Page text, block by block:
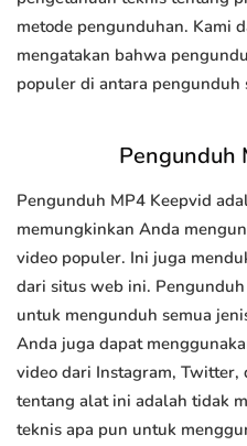
metode pengunduhan. Kami
mengatakan bahwa
populer di antara pengunduh
Pengunduh
Pengunduh MP4 Keepvid
memungkinkan Anda
video populer. Ini juga
dari situs web ini.
untuk mengunduh semua
Anda juga dapat
video dari Instagram, Twitter,
tentang alat ini adalah tidak
teknis apa pun untuk